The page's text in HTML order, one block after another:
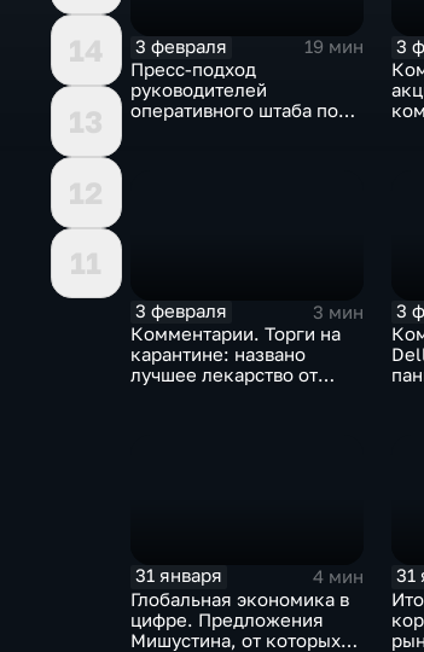
14
13
12
11
3 февраля
19 мин
Пресс-подход
руководителей
оперативного штаба по
3
3 февраля
3 мин
Комментарии. Торги на
карантине: названо
лучшее лекарство от
3
31 января
4 мин
Глобальная экономика в
цифре. Предложения
Мишустина, от которых
31